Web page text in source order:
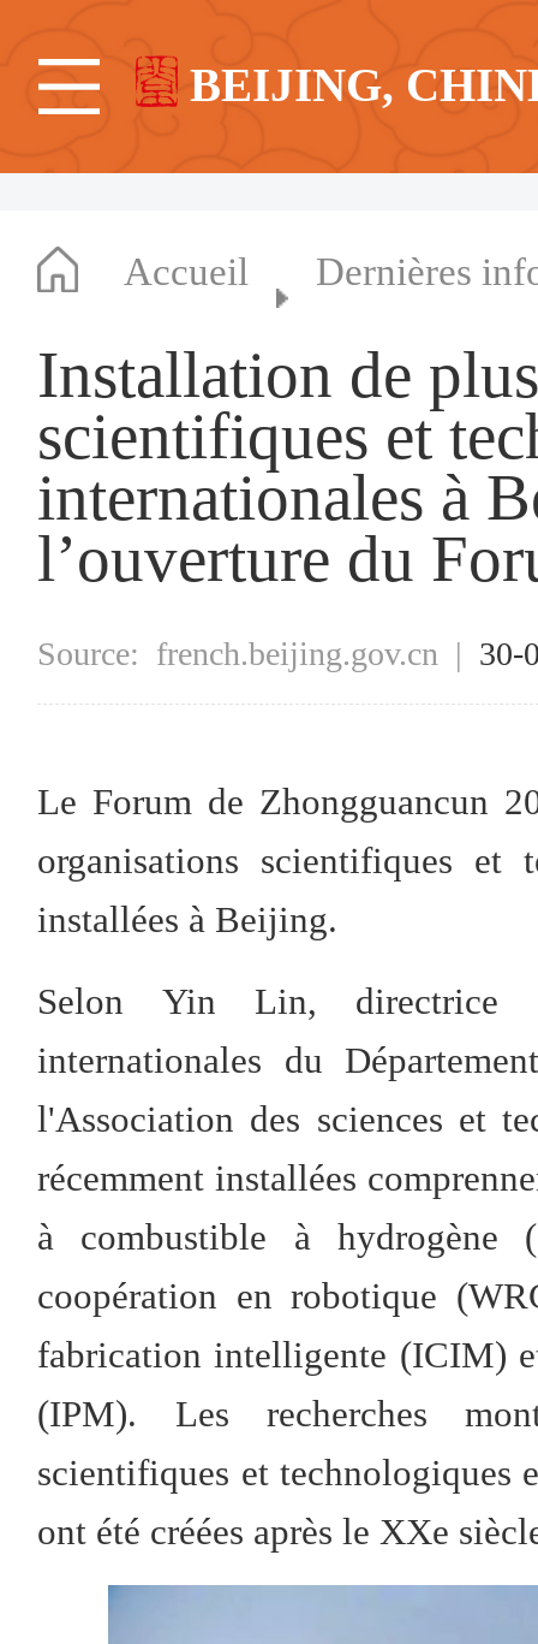
BEIJING,
Accueil Dernières
Installation de
scientifiques et
internationales à
l’ouverture du
Source: french.beijing.gov.cn | 30-
Le Forum de Zhongguancun
organisations scientifiques et
installées à Beijing.
Selon Yin Lin, directrice
internationales du
l'Association des sciences et
récemment installées
à combustible à hydrogène
coopération en robotique
fabrication intelligente (ICIM)
(IPM). Les recherches
scientifiques et technologiques
ont été créées après le XXe